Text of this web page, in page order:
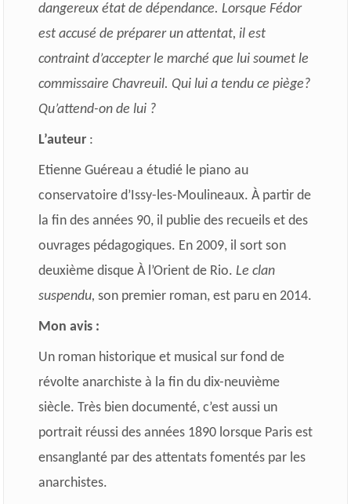
dangereux état de dépendance. Lorsque Fédor
est accusé de préparer un attentat, il est
contraint d’accepter le marché que lui soumet le
commissaire Chavreuil. Qui lui a tendu ce piège?
Qu’attend-on de lui ?
L’auteur:
Etienne Guéreau a étudié le piano au
conservatoire d’Issy-­les-­Moulineaux. À partir de
la fin des années 90, il publie des recueils et des
ouvrages pédagogiques. En 2009, il sort son
deuxième disque À l’Orient de Rio. Le clan
suspendu, son premier roman, est paru en 2014.
Mon avis :
Un roman historique et musical sur fond de
révolte anarchiste à la fin du dix-neuvième
siècle. Très bien documenté, c’est aussi un
portrait réussi des années 1890 lorsque Paris est
ensanglanté par des attentats fomentés par les
anarchistes.